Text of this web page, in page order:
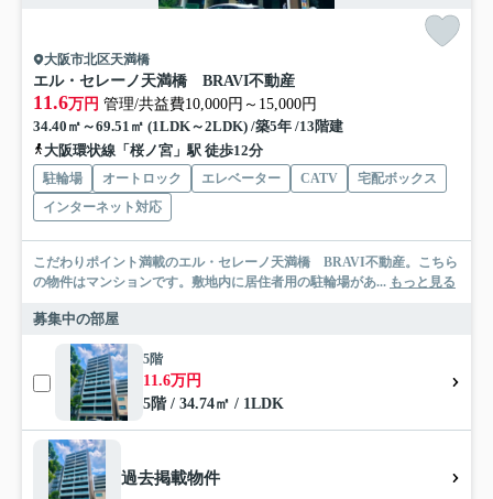
大阪市北区天満橋
エル・セレーノ天満橋 BRAVI不動産
11.6万円 管理/共益費10,000円～15,000円
34.40㎡～69.51㎡ (1LDK～2LDK) /築5年 /13階建
大阪環状線「桜ノ宮」駅 徒歩12分
駐輪場 オートロック エレベーター CATV
宅配ボックス
インターネット対応
こだわりポイント満載のエル・セレーノ天満橋 BRAVI不動産。こちら
の物件はマンションです。敷地内に居住者用の駐輪場があ... もっと見る
募集中の部屋
5階
11.6万円
5階 / 34.74㎡ / 1LDK
過去掲載物件